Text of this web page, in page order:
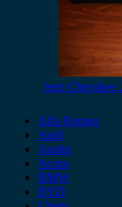
Jeep Cherokee
Alfa Romeo
Audi
Austin
Acura
BMW
BYD